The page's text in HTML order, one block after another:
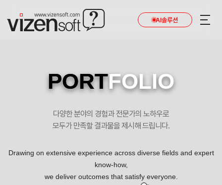
AI솔루션
PORTFOLIO
다양한 분야의 경험과 전문가의 노하우로
모두가 만족할 결과물을 제시해 드립니다.
Drawing on extensive experience across diverse fields and expert
know-how,
we deliver outcomes that satisfy everyone.